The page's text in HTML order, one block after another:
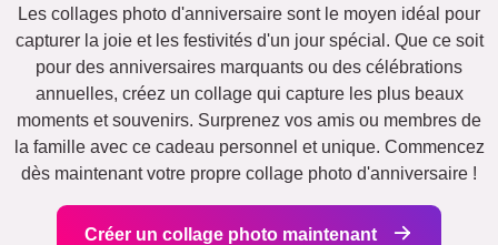
Les collages photo d'anniversaire sont le moyen idéal pour
capturer la joie et les festivités d'un jour spécial. Que ce soit
pour des anniversaires marquants ou des célébrations
annuelles, créez un collage qui capture les plus beaux
moments et souvenirs. Surprenez vos amis ou membres de
la famille avec ce cadeau personnel et unique. Commencez
dès maintenant votre propre collage photo d'anniversaire !
Créer un collage photo maintenant